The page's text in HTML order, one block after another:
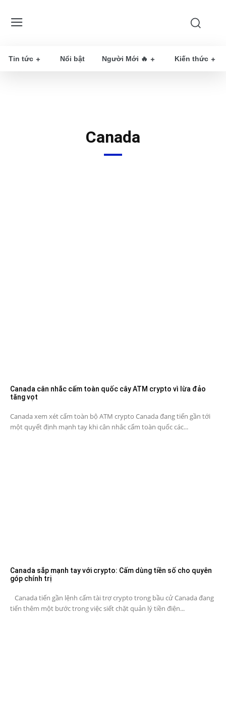
Tin tức Nổi bật Người Mới 🔥 Kiến thức
Canada
Canada cân nhắc cấm toàn quốc cây ATM crypto vì lừa đảo
tăng vọt
Canada xem xét cấm toàn bộ ATM crypto Canada đang tiến gần tới
một quyết định mạnh tay khi cân nhắc cấm toàn quốc các...
Canada sắp mạnh tay với crypto: Cấm dùng tiền số cho quyên
góp chính trị
Canada tiến gần lệnh cấm tài trợ crypto trong bầu cử Canada đang
tiến thêm một bước trong việc siết chặt quản lý tiền điện...